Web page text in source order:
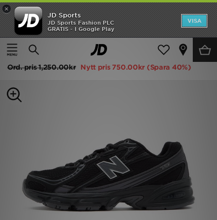
×
JD Sports
JD Sports Fashion PLC
GRATIS - I Google Play
VISA
Hem
Barn
New Balance 740 Junior
Ord. pris1,250.00kr Nytt pris 750.00kr (Spara 40%)
Hem
Rea
Dam
Bästsäljare
Sport